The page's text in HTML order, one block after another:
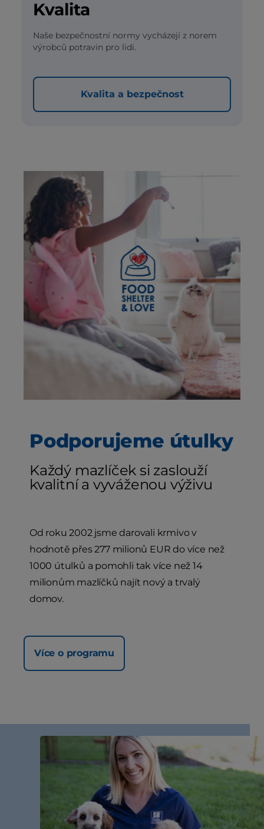
Kvalita
Naše bezpečnostní normy vycházejí z norem
výrobců potravin pro lidi.
Kvalita a bezpečnost
Podporujeme útulky
Každý mazlíček si zaslouží
kvalitní a vyváženou výživu
Od roku 2002 jsme darovali krmivo v
hodnotě přes 277 milionů EUR do více než
1000 útulků a pomohli tak více než 14
milionům mazlíčků najít nový a trvalý
domov.
Více o programu